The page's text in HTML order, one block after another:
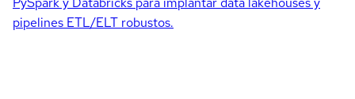
pipelines ETL/ELT robustos.